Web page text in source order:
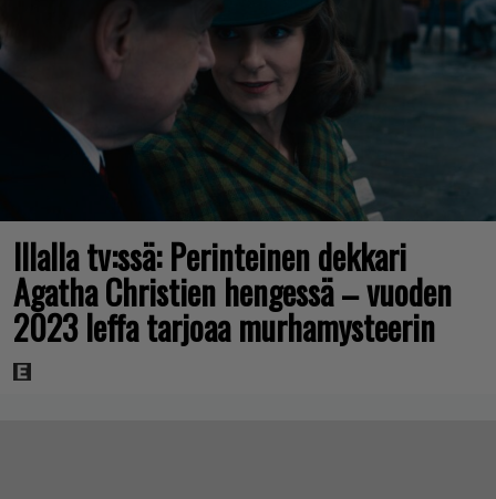
Illalla tv:ssä: Perinteinen dekkari
Agatha Christien hengessä – vuoden
2023 leffa tarjoaa murhamysteerin